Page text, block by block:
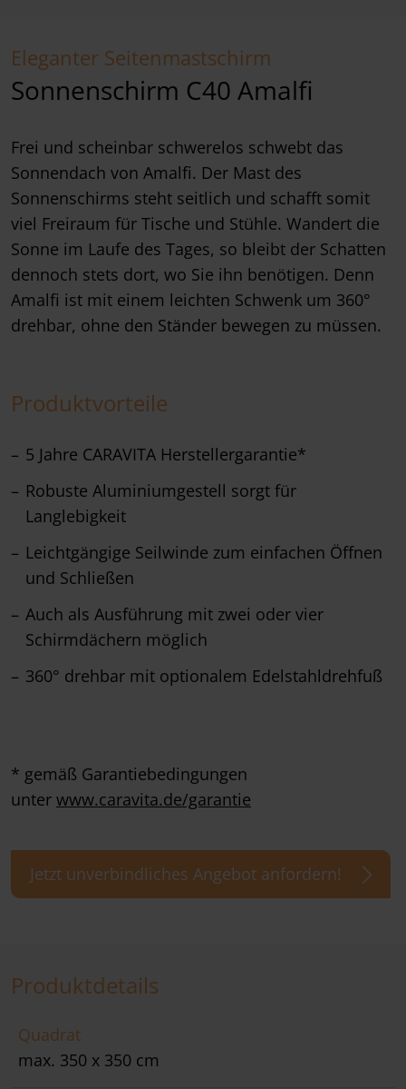
Eleganter Seitenmastschirm
Sonnenschirm C40 Amalfi
Frei und scheinbar schwerelos schwebt das
Sonnendach von Amalfi. Der Mast des
Sonnenschirms steht seitlich und schafft somit
viel Freiraum für Tische und Stühle. Wandert die
Sonne im Laufe des Tages, so bleibt der Schatten
dennoch stets dort, wo Sie ihn benötigen. Denn
Amalfi ist mit einem leichten Schwenk um 360°
drehbar, ohne den Ständer bewegen zu müssen.
Produktvorteile
5 Jahre CARAVITA Herstellergarantie*
Robuste Aluminiumgestell sorgt für
Langlebigkeit
Leichtgängige Seilwinde zum einfachen Öffnen
und Schließen
Auch als Ausführung mit zwei oder vier
Schirmdächern möglich
360° drehbar mit optionalem Edelstahldrehfuß
* gemäß Garantiebedingungen
unter www.caravita.de/garantie
Jetzt unverbindliches Angebot anfordern!
Produktdetails
Quadrat
max. 350 x 350 cm